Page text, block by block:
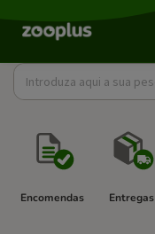
Encomendas Entregas